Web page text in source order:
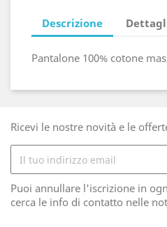
Descrizione
Pantalone 100% cotone
Ricevi le nostre novità e le
Puoi annullare l'iscrizione in
cerca le info di contatto nelle